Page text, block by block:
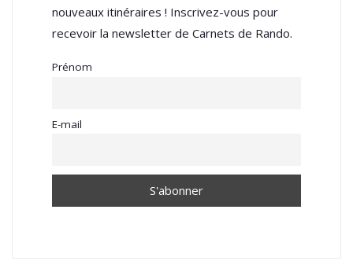
nouveaux itinéraires ! Inscrivez-vous pour
recevoir la newsletter de Carnets de Rando.
Prénom
E-mail